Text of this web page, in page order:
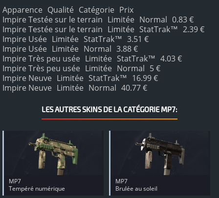
Apparence Qualité Catégorie Prix
Impire Testée sur le terrain Limitée Normal 0.83 €
Impire Testée sur le terrain Limitée StatTrak™ 2.39 €
Impire Usée Limitée StatTrak™ 3.51 €
Impire Usée Limitée Normal 3.88 €
Impire Très peu usée Limitée StatTrak™ 4.03 €
Impire Très peu usée Limitée Normal 5 €
Impire Neuve Limitée StatTrak™ 16.99 €
Impire Neuve Limitée Normal 40.77 €
LES AUTRES SKINS DE LA CATÉGORIE MP7:
MP7
Tempéré numérique
MP7
Brulée au soleil